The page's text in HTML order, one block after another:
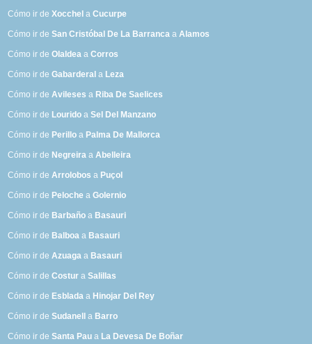
Cómo ir deXocchel aCucurpe
Cómo ir deSan Cristóbal De La Barranca aAlamos
Cómo ir deOlaldea aCorros
Cómo ir deGabarderal a Leza
Cómo ir deAvileses a Riba De Saelices
Cómo ir de Lourido aSel Del Manzano
Cómo ir de Perillo a Palma De Mallorca
Cómo ir de Negreira aAbelleira
Cómo ir deArrolobos a Puçol
Cómo ir de Peloche aGolernio
Cómo ir de Barbaño a Basauri
Cómo ir de Balboa a Basauri
Cómo ir deAzuaga a Basauri
Cómo ir deCostur aSalillas
Cómo ir de Esblada a Hinojar Del Rey
Cómo ir deSudanell a Barro
Cómo ir deSanta Pau a La Devesa De Boñar